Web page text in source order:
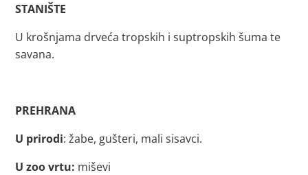
STANIŠTE
U krošnjama drveća tropskih i suptropskih šuma te
savana.
PREHRANA
U prirodi: žabe, gušteri, mali sisavci.
U zoo vrtu: miševi